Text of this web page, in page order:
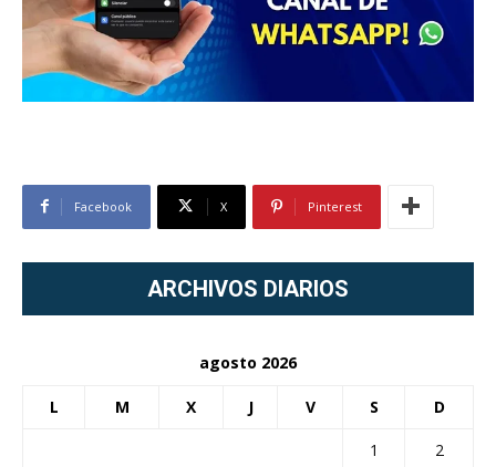
Facebook X Pinterest
ARCHIVOS DIARIOS
agosto 2026
L M X J V S D
1
2